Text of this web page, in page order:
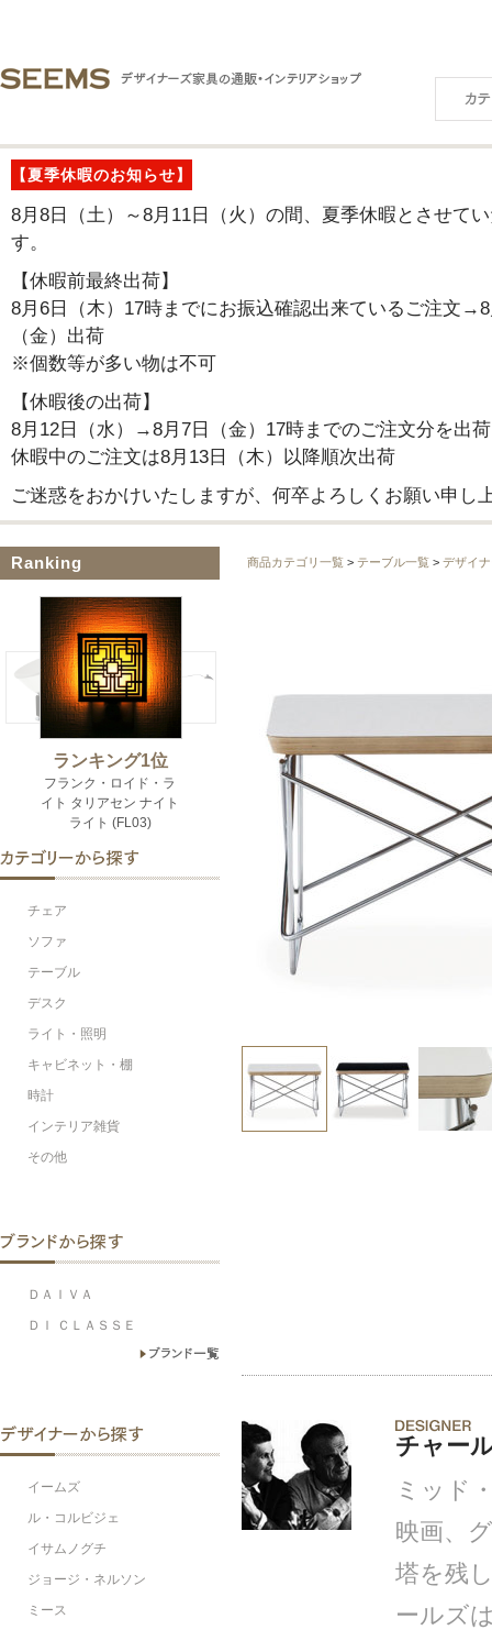
【夏季休暇のお知らせ】
8月8日（土）～8月11日（火）の間、夏季休暇とさせて
す。
【休暇前最終出荷】
8月6日（木）17時までにお振込確認出来ているご注文
（金）出荷
※個数等が多い物は不可
【休暇後の出荷】
8月12日（水）→8月7日（金）17時までのご注文分を出荷
休暇中のご注文は8月13日（木）以降順次出荷
ご迷惑をおかけいたしますが、何卒よろしくお願い申し
Ranking
チェア
ソファ
テーブル
デスク
ライト・照明
キャビネット・棚
時計
インテリア雑貨
その他
ＤＡＩＶＡ
ＤＩ ＣＬＡＳＳＥ
イームズ
ル・コルビジェ
イサムノグチ
ジョージ・ネルソン
ミース
商品カテゴリ一覧 > テーブル一覧 > デザイ
チャー
ミッド
映画、
塔を残
ールズ